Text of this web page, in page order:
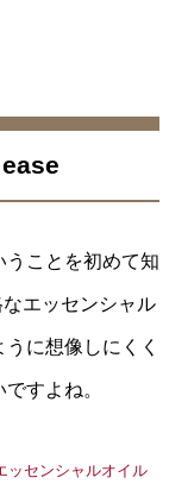
うことを初めて知
エッセンシャル
に想像しにくく
すよね。